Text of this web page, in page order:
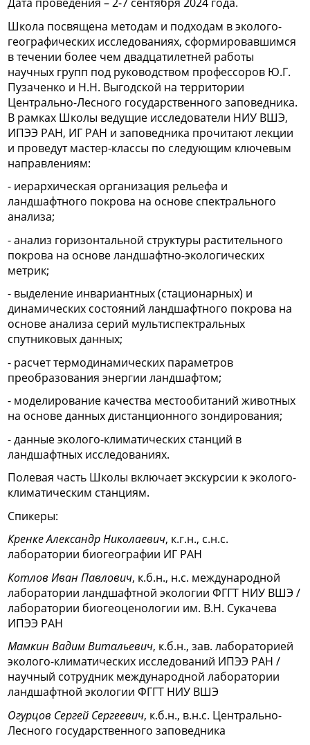
Школа посвящена методам и подходам в эколого-
географических исследованиях, сформировавшимся
в течении более чем двадцатилетней работы
научных групп под руководством профессоров Ю.Г.
Пузаченко и Н.Н. Выгодской на территории
Центрально-Лесного государственного заповедника.
В рамках Школы ведущие исследователи НИУ ВШЭ,
ИПЭЭ РАН, ИГ РАН и заповедника прочитают лекции
и проведут мастер-классы по следующим ключевым
направлениям:
- иерархическая организация рельефа и
ландшафтного покрова на основе спектрального
анализа;
- анализ горизонтальной структуры растительного
покрова на основе ландшафтно-экологических
метрик;
- выделение инвариантных (стационарных) и
динамических состояний ландшафтного покрова на
основе анализа серий мультиспектральных
спутниковых данных;
- расчет термодинамических параметров
преобразования энергии ландшафтом;
- моделирование качества местообитаний животных
на основе данных дистанционного зондирования;
- данные эколого-климатических станций в
ландшафтных исследованиях.
Полевая часть Школы включает экскурсии к эколого-
климатическим станциям.
Спикеры:
Кренке Александр Николаевич, к.г.н., с.н.с.
лаборатории биогеографии ИГ РАН
Котлов Иван Павлович, к.б.н., н.с. международной
лаборатории ландшафтной экологии ФГГТ НИУ ВШЭ /
лаборатории биогеоценологии им. В.Н. Сукачева
ИПЭЭ РАН
Мамкин Вадим Витальевич, к.б.н., зав. лабораторией
эколого-климатических исследований ИПЭЭ РАН /
научный сотрудник международной лаборатории
ландшафтной экологии ФГГТ НИУ ВШЭ
Огурцов Сергей Сергеевич, к.б.н., в.н.с. Центрально-
Лесного государственного заповедника